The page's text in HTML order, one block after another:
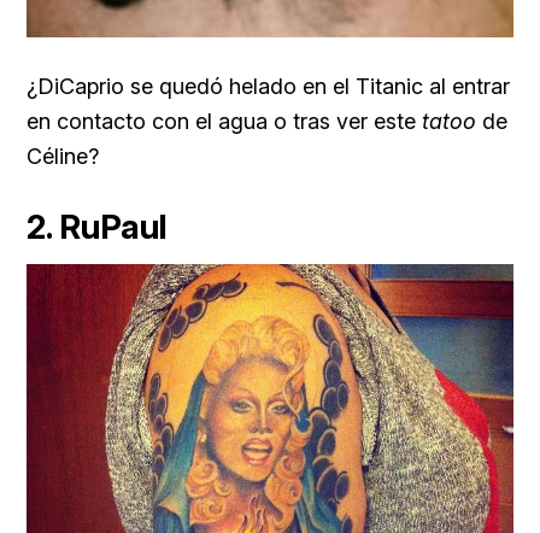
¿DiCaprio se quedó helado en el Titanic al entrar
en contacto con el agua o tras ver este tatoo de
Céline?
2. RuPaul